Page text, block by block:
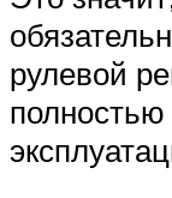
рулевой
полностью